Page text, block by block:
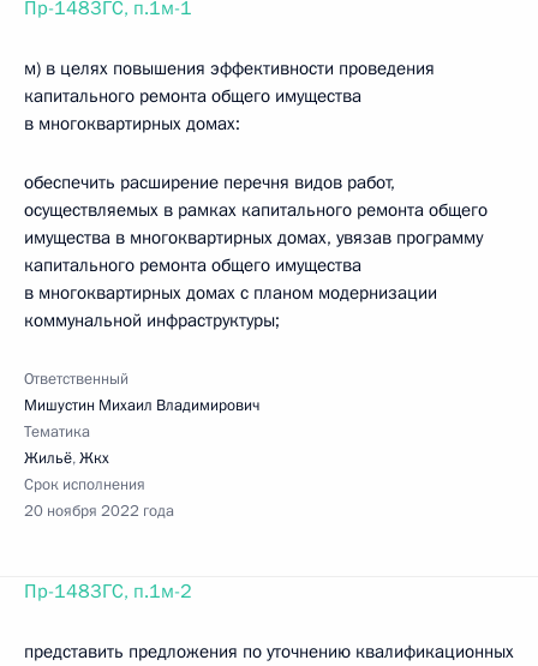
Пр-1483ГС, п.1м-1
м) в целях повышения эффективности проведения
капитального ремонта общего имущества
в многоквартирных домах:
обеспечить расширение перечня видов работ,
осуществляемых в рамках капитального ремонта общего
имущества в многоквартирных домах, увязав программу
капитального ремонта общего имущества
в многоквартирных домах с планом модернизации
коммунальной инфраструктуры;
Ответственный
Мишустин Михаил Владимирович
Тематика
Жильё,Жкх
Срок исполнения
20 ноября 2022 года
Пр-1483ГС, п.1м-2
представить предложения по уточнению квалификационных